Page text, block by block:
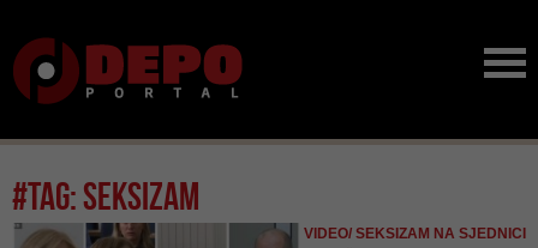
#tag: seksizam
VIDEO/ SEKSIZAM NA SJEDNICI